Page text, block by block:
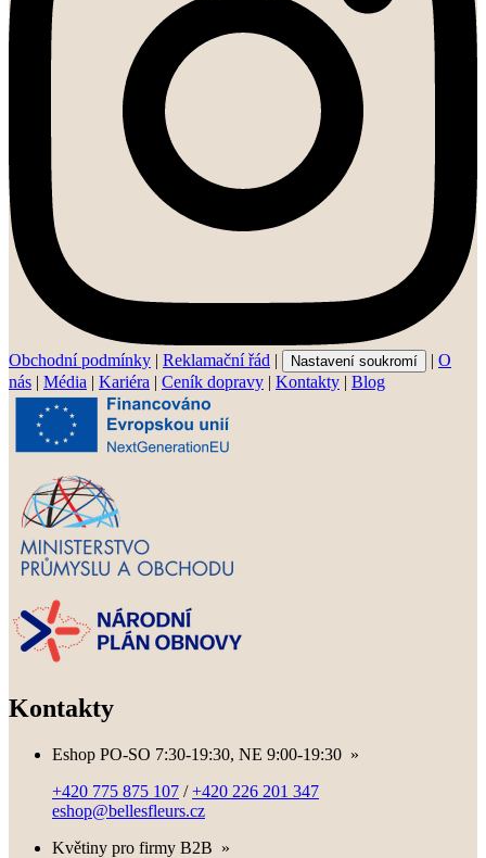
Obchodní podmínky | Reklamační řád | Nastavení soukromí | O
nás | Média | Kariéra | Ceník dopravy | Kontakty | Blog
Kontakty
Eshop PO-SO 7:30-19:30, NE 9:00-19:30 »
+420 775 875 107 /+420 226 201 347
eshop@bellesfleurs.cz
Květiny pro firmy B2B »